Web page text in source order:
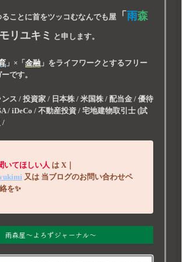
ことに首をツッコむなんでも屋「 雨森
リユキミ と申します。
」 × 「 金融」 をライフワークとするフリー
です。
ス / 投資家 / 日本株 / 米国株 / 配当金 / 優待
/ iDeCo / 不動産投資 / 宅地建物取引士 (試
/
いてほしい人 は X｜
又は 当ブログのお問い合わせペ
を✨
雨森屋～よろずジャーナル～